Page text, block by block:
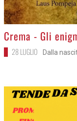
>
Crema - Gli
28 LUGLIO Dalla